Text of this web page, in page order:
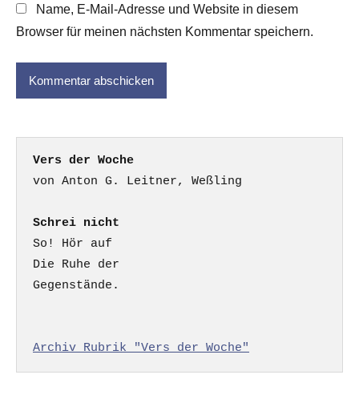
Name, E-Mail-Adresse und Website in diesem
Browser für meinen nächsten Kommentar speichern.
Vers der Woche
Schrei nicht
So! Hör auf
Die Ruhe der
Gegenstände.
Archiv Rubrik "Vers der Woche"